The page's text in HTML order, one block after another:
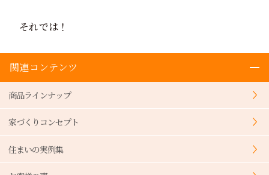
それでは！
関連コンテンツ
商品ラインナップ
家づくりコンセプト
住まいの実例集